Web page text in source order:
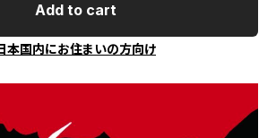
Add to cart
本国内にお住まいの方向け